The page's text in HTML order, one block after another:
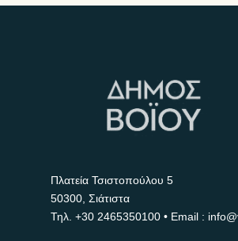
Πλατεία Τσιστοπούλου 5
50300, Σιάτιστα
Τηλ. +30 2465350100 • Email :